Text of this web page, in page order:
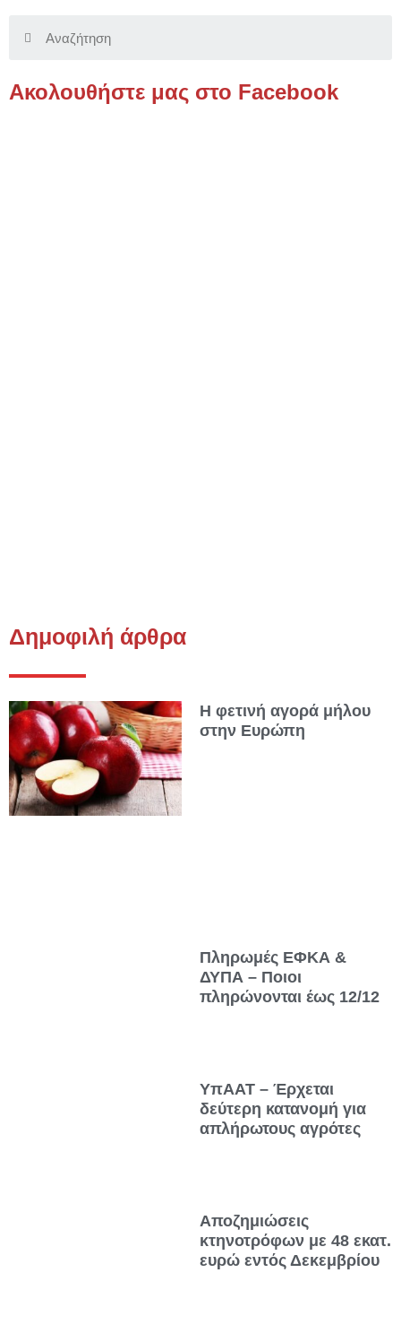
Ακολουθήστε μας στο Facebook
Δημοφιλή άρθρα
Η φετινή αγορά μήλου
στην Ευρώπη
Πληρωμές ΕΦΚΑ &
ΔΥΠΑ – Ποιοι
πληρώνονται έως 12/12
ΥπΑΑΤ – Έρχεται
δεύτερη κατανομή για
απλήρωτους αγρότες
Αποζημιώσεις
κτηνοτρόφων με 48 εκατ.
ευρώ εντός Δεκεμβρίου